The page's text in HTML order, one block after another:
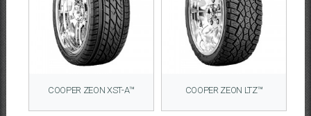
COOPER ZEON XST-A™ COOPER ZEON LTZ™